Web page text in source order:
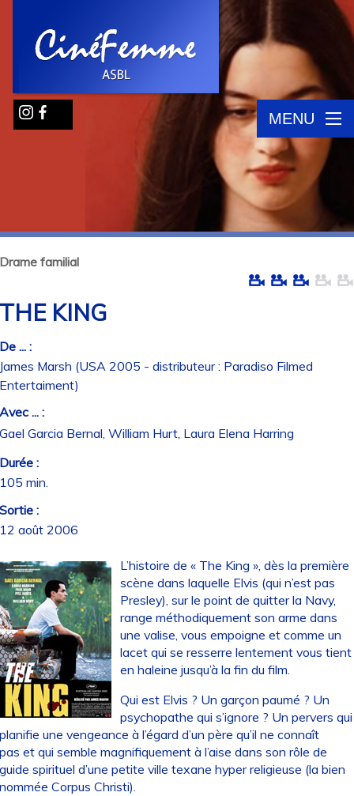
MENU
familial
KING
... :
Marsh (USA 2005 - distributeur : Paradiso Filmed
... :
Garcia Bernal, William Hurt, Laura Elena Harring
:
min.
:
août 2006
L’histoire de « The King », dès la première
scène dans laquelle Elvis (qui n’est pas
Presley), sur le point de quitter la Navy,
range méthodiquement son arme dans
une valise, vous empoigne et comme un
lacet qui se resserre lentement vous tient
en haleine jusqu’à la fin du film.
Qui est Elvis ? Un garçon paumé ? Un
psychopathe qui s’ignore ? Un pervers qui
une vengeance à l’égard d’un père qu’il ne connaît
et qui semble magnifiquement à l’aise dans son rôle de
spirituel d’une petite ville texane hyper religieuse (la bien
Corpus Christi).